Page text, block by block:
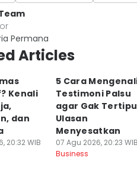
Permana
Articles
Kenali
dan
20:32 WIB
5 Cara
Testimoni Palsu
agar Gak Tertipu
Ulasan
Menyesatkan
07 Agu 2026, 20:23 WIB
Business